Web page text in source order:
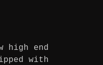
high end
with